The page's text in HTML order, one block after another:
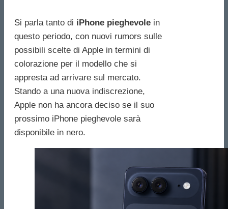
Si parla tanto di iPhone pieghevole in
questo periodo, con nuovi rumors sulle
possibili scelte di Apple in termini di
colorazione per il modello che si
appresta ad arrivare sul mercato.
Stando a una nuova indiscrezione,
Apple non ha ancora deciso se il suo
prossimo iPhone pieghevole sarà
disponibile in nero.